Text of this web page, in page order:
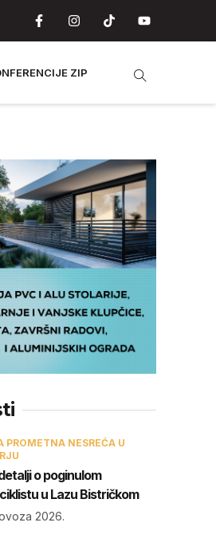
ZIP
PROMETNA NESREĆA U
o poginulom
u Lazu Bistričkom
2026.